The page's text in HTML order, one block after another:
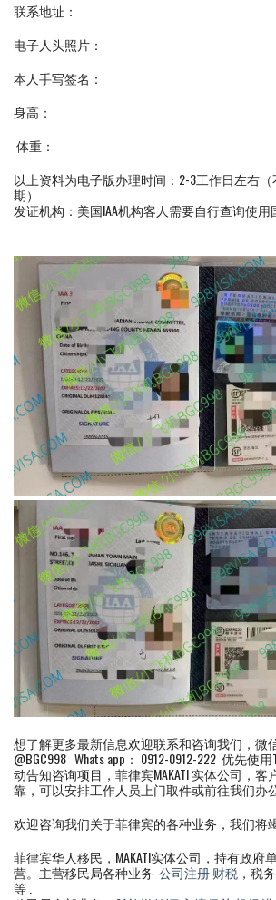
联系地址：
电子人头照片：
本人手写签名：
身高：
体重：
以上资料为电子版办理时间：2-3工作日左右
期）
发证机构：美国IAA机构客人需要自行查询使用
想了解更多最新信息欢迎联系和咨询我们，微
@BGC998 Whats app： 0912-0912-222 优先使
动告知咨询项目，菲律宾MAKATI 实体公司，客
靠，可以安排工作人员上门取件或前往我们办
欢迎咨询我们关于菲律宾的各种业务，我们将
菲律宾华人移民，MAKATI实体公司，持有政府
营。主营移民局各种业务 公司注册财税 ，税
等 .